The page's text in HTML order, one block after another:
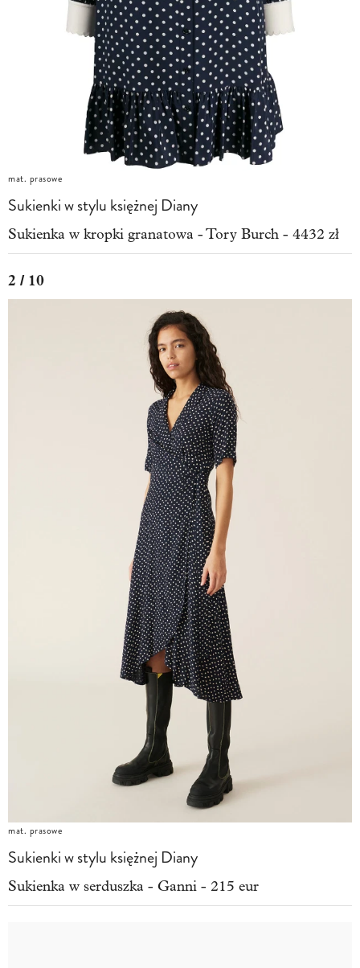
mat. prasowe
Sukienki w stylu księżnej Diany
Sukienka w kropki granatowa - Tory Burch - 4432 zł
2 / 10
mat. prasowe
Sukienki w stylu księżnej Diany
Sukienka w serduszka - Ganni - 215 eur